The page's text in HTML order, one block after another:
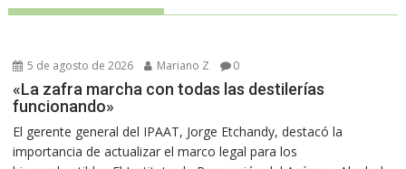
5 de agosto de 2026 Mariano Z 0
«La zafra marcha con todas las destilerías
funcionando»
El gerente general del IPAAT, Jorge Etchandy, destacó la
importancia de actualizar el marco legal para los